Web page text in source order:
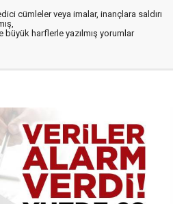
cümleler veya imalar, inançlara saldırı
büyük harflerle yazılmış yorumlar